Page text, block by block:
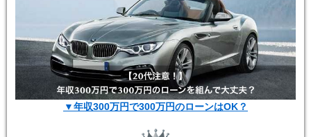
▼年収300万円で300万円のローンはOK？